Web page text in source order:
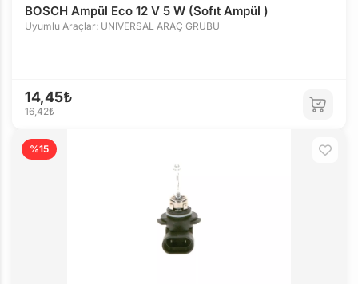
BOSCH Ampül Eco 12 V 5 W (Sofıt Ampül )
Uyumlu Araçlar: UNIVERSAL ARAÇ GRUBU
14,45₺
16,42₺
%15